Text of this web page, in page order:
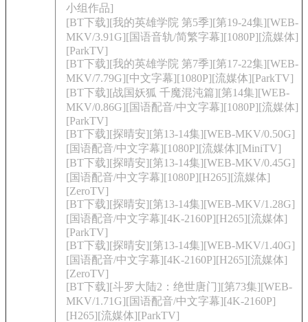
小组作品]
[BT下载][我的英雄学院 第5季][第19-24集][WEB-
MKV/3.91G][国语音轨/简繁字幕][1080P][流媒体]
[ParkTV]
[BT下载][我的英雄学院 第7季][第17-22集][WEB-
MKV/7.79G][中文字幕][1080P][流媒体][ParkTV]
[BT下载][战国妖狐 千魔混沌篇][第14集][WEB-
MKV/0.86G][国语配音/中文字幕][1080P][流媒体]
[ParkTV]
[BT下载][探晴安][第13-14集][WEB-MKV/0.50G]
[国语配音/中文字幕][1080P][流媒体][MiniTV]
[BT下载][探晴安][第13-14集][WEB-MKV/0.45G]
[国语配音/中文字幕][1080P][H265][流媒体]
[ZeroTV]
[BT下载][探晴安][第13-14集][WEB-MKV/1.28G]
[国语配音/中文字幕][4K-2160P][H265][流媒体]
[ParkTV]
[BT下载][探晴安][第13-14集][WEB-MKV/1.40G]
[国语配音/中文字幕][4K-2160P][H265][流媒体]
[ZeroTV]
[BT下载][斗罗大陆2：绝世唐门][第73集][WEB-
MKV/1.71G][国语配音/中文字幕][4K-2160P]
[H265][流媒体][ParkTV]